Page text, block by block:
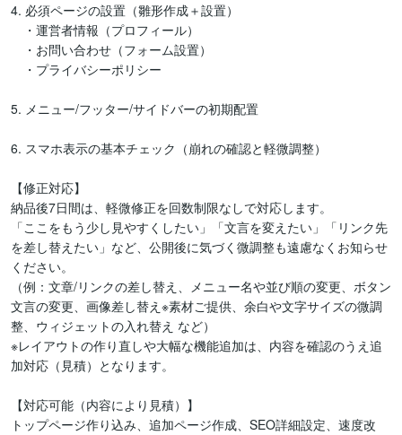
4. 必須ページの設置（雛形作成＋設置）
・運営者情報（プロフィール）
・お問い合わせ（フォーム設置）
・プライバシーポリシー
5. メニュー/フッター/サイドバーの初期配置
6. スマホ表示の基本チェック（崩れの確認と軽微調整）
【修正対応】
納品後7日間は、軽微修正を回数制限なしで対応します。
「ここをもう少し見やすくしたい」「文言を変えたい」「リンク先
を差し替えたい」など、公開後に気づく微調整も遠慮なくお知らせ
ください。
（例：文章/リンクの差し替え、メニュー名や並び順の変更、ボタン
文言の変更、画像差し替え※素材ご提供、余白や文字サイズの微調
整、ウィジェットの入れ替え など）
※レイアウトの作り直しや大幅な機能追加は、内容を確認のうえ追
加対応（見積）となります。
【対応可能（内容により見積）】
トップページ作り込み、追加ページ作成、SEO詳細設定、速度改